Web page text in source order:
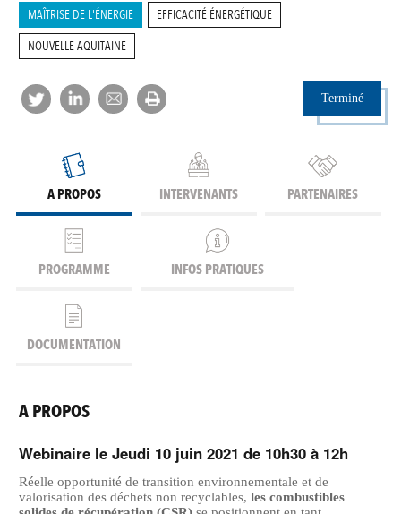
MAÎTRISE DE L'ÉNERGIE
EFFICACITÉ ÉNERGÉTIQUE
NOUVELLE AQUITAINE
Terminé
A PROPOS INTERVENANTS PARTENAIRES
PROGRAMME INFOS PRATIQUES
DOCUMENTATION
A PROPOS
Webinaire le Jeudi 10 juin 2021 de 10h30 à 12h
Réelle opportunité de transition environnementale et de
valorisation des déchets non recyclables,les combustibles